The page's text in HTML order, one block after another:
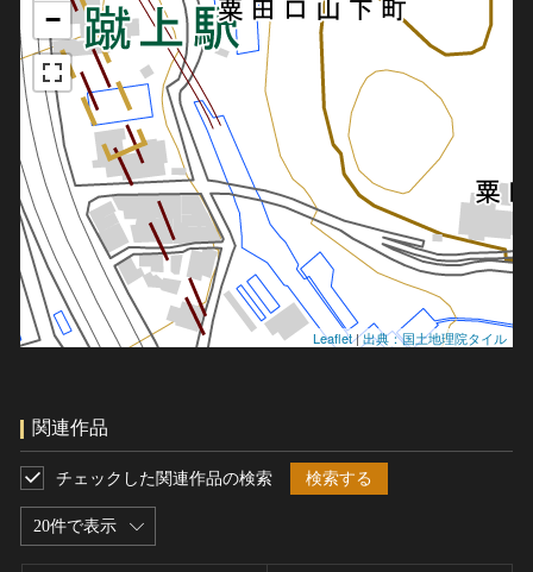
−
Leaflet|出典：国土地理院タイル
関連作品
20件で表示
チェックした関連作品の検索 検索する